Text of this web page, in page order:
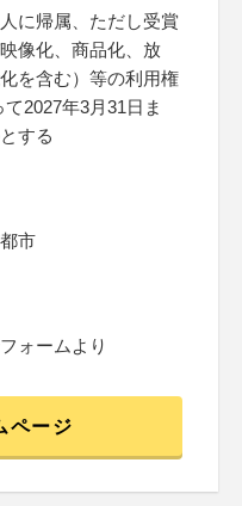
に帰属、ただし受賞
像化、商品化、放
を含む）等の利用権
2027年3月31日ま
する
市
ォームより
ページ